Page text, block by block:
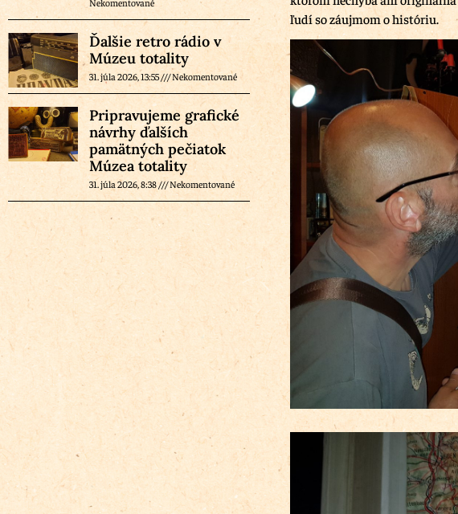
Ďalšie retro rádio v
Múzeu totality
31. júla 2026, 13:55 Nekomentované
Pripravujeme grafické
návrhy ďalších
pamätných pečiatok
Múzea totality
31. júla 2026, 8:38 Nekomentované
ľudí so záujmom o históriu.